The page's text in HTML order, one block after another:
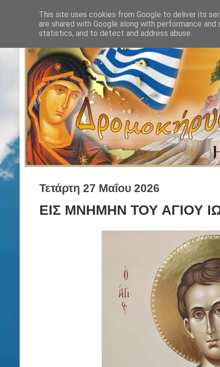
Τετάρτη 27 Μαΐου 2026
ΕΙΣ ΜΝΗΜΗΝ ΤΟΥ ΑΓΙΟΥ
This site uses cookies from Google to deliver its
are shared with Google along with performance
statistics, and to detect and address abuse.